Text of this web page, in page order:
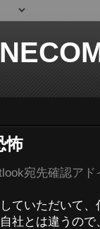
怖
宛先確認アド
ていただいて
社とは違うの